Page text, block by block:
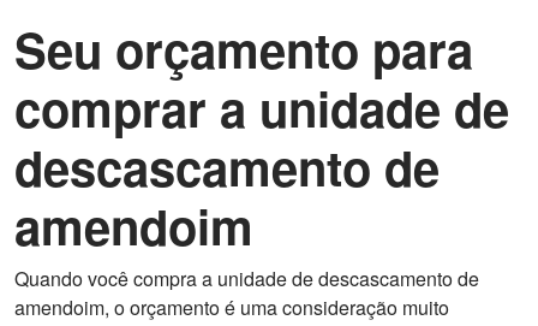
Seu orçamento para
comprar a unidade de
descascamento de
amendoim
Quando você compra a unidade de descascamento de
amendoim, o orçamento é uma consideração muito